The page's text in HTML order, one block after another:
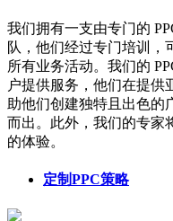
我们拥有一支由专门的
队，他们经过专门培训，
所有业务活动。我们的
户提供服务，他们在提供
助他们创建独特且出色的
而出。此外，我们的专家
的体验。
定制PPC策略